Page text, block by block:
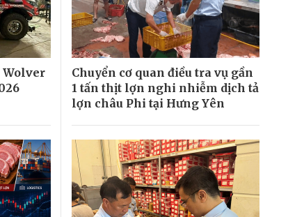
Wolver
Chuyển cơ quan điều tra vụ gần
1 tấn thịt lợn nghi nhiễm dịch tả
lợn châu Phi tại Hưng Yên